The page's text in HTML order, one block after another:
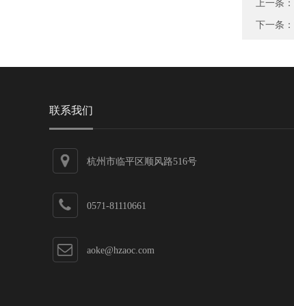
上一条：
下一条：
联系我们
杭州市临平区顺风路516号
0571-81110661
aoke@hzaoc.com